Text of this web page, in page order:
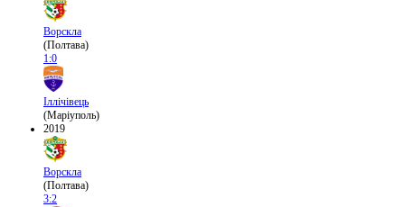
Ворскла
(Полтава)
1:0
Іллічівець
(Маріуполь)
2019
Ворскла
(Полтава)
3:2